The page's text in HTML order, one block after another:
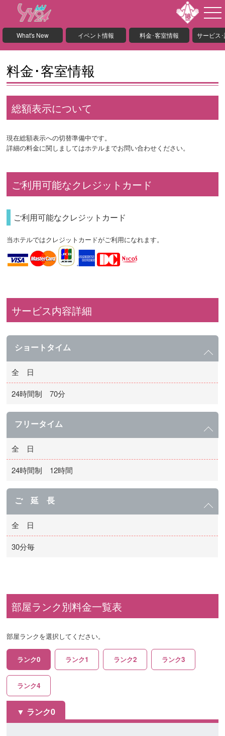
What's New イベント情報 料金･客室情報 サービス
料金･客室情報
総額表示について
現在総額表示への切替準備中です。
詳細の料金に関しましてはホテルまでお問い合わせください。
ご利用可能なクレジットカード
ご利用可能なクレジットカード
当ホテルではクレジットカードがご利用になれます。
サービス内容詳細
ショートタイム
全 日
24時間制 70分
フリータイム
全 日
24時間制 12時間
ご 延 長
全 日
30分毎
部屋ランク別料金一覧表
部屋ランクを選択してください。
ランク0 ランク1 ランク2 ランク3
ランク4
ランク0